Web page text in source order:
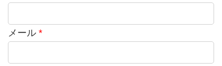
メール *